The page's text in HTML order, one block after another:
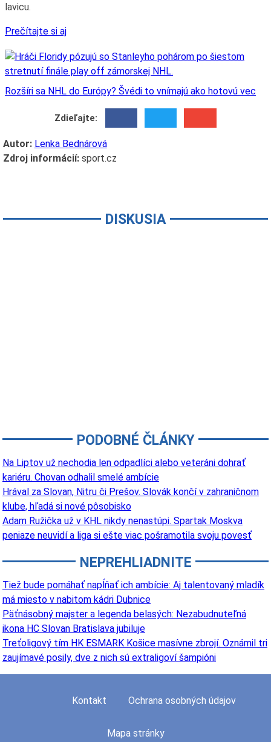
lavicu.
Prečítajte si aj
Rozšíri sa NHL do Európy? Švédi to vnímajú ako hotovú vec
Zdieľajte:
Autor: Lenka Bednárová
Zdroj informácií:sport.cz
DISKUSIA
PODOBNÉ ČLÁNKY
Na Liptov už nechodia len odpadlíci alebo veteráni dohrať
kariéru. Chovan odhalil smelé ambície
Hrával za Slovan, Nitru či Prešov. Slovák končí v zahraničnom
klube, hľadá si nové pôsobisko
Adam Ružička už v KHL nikdy nenastúpi. Spartak Moskva
peniaze neuvidí a liga si ešte viac pošramotila svoju povesť
NEPREHLIADNITE
Tiež bude pomáhať napĺňať ich ambície: Aj talentovaný mladík
má miesto v nabitom kádri Dubnice
Päťnásobný majster a legenda belasých: Nezabudnuteľná
ikona HC Slovan Bratislava jubiluje
Treťoligový tím HK ESMARK Košice masívne zbrojí. Oznámil tri
zaujímavé posily, dve z nich sú extraligoví šampióni
Kontakt Ochrana osobných údajov
Mapa stránky